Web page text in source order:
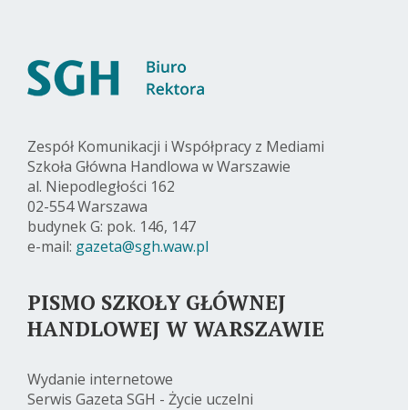
Zespół Komunikacji i Współpracy z Mediami
Szkoła Główna Handlowa w Warszawie
al. Niepodległości 162
02-554 Warszawa
budynek G: pok. 146, 147
e-mail: gazeta@sgh.waw.pl
PISMO SZKOŁY GŁÓWNEJ
HANDLOWEJ W WARSZAWIE
Wydanie internetowe
Serwis Gazeta SGH - Życie uczelni